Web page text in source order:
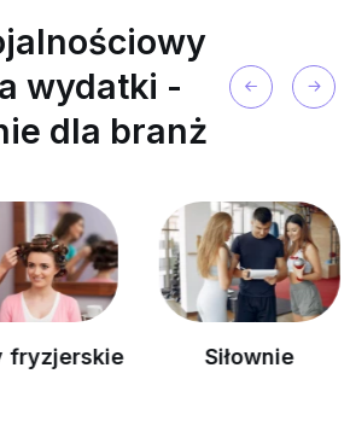
wydatki -
dla branż
Siłownie